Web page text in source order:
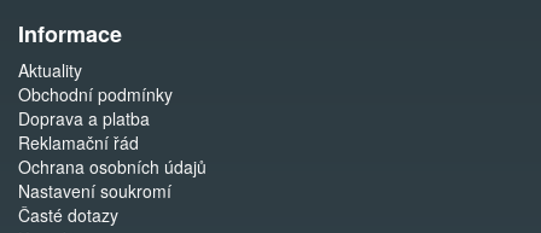
Informace
Aktuality
Obchodní podmínky
Doprava a platba
Reklamační řád
Ochrana osobních údajů
Nastavení soukromí
Časté dotazy